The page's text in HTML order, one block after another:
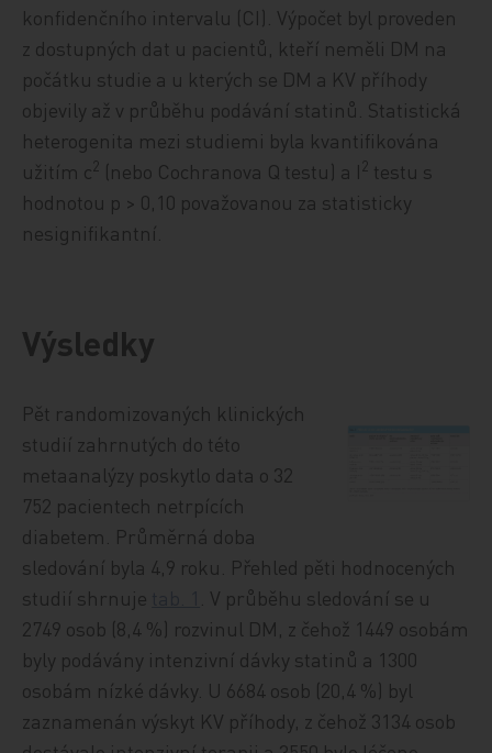
konfidenčního intervalu (CI). Výpočet byl proveden
z dostupných dat u pacientů, kteří neměli DM na
počátku studie a u kterých se DM a KV příhody
objevily až v průběhu podávání statinů. Statistická
heterogenita mezi studiemi byla kvantifikována
užitím c 2 (nebo Cochranova Q testu) a I 2 testu s
hodnotou p > 0,10 považovanou za statisticky
nesignifikantní.
Výsledky
Pět randomizovaných klinických
studií zahrnutých do této
metaanalýzy poskytlo data o 32
752 pacientech netrpících
diabetem. Průměrná doba
sledování byla 4,9 roku. Přehled pěti hodnocených
studií shrnuje
. V průběhu sledování se u
2749 osob (8,4 %) rozvinul DM, z čehož 1449 osobám
byly podávány intenzivní dávky statinů a 1300
osobám nízké dávky. U 6684 osob (20,4 %) byl
zaznamenán výskyt KV příhody, z čehož 3134 osob